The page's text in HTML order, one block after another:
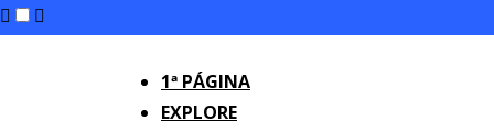
1ª PÁGINA
EXPLORE